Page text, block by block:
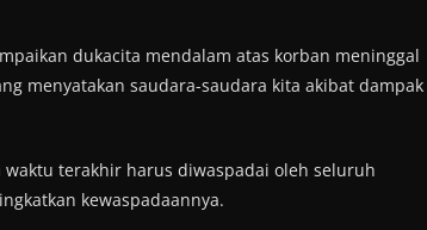
dukacita mendalam atas korban meninggal
menyatakan saudara-saudara kita akibat dampak
terakhir harus diwaspadai oleh seluruh
kewaspadaannya.